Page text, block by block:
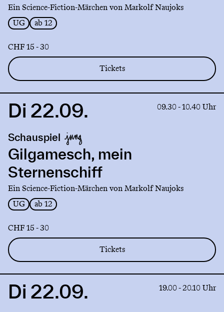
Ein Science-Fiction-Märchen von Markolf Naujoks
UG
ab 12
CHF 15 - 30
Tickets
Link
Gilgamesch,
mein
Sternenschiff
Di 22.09. 09.30 - 10.40 Uhr
Schauspiel
Gilgamesch, mein
Sternenschiff
Ein Science-Fiction-Märchen von Markolf Naujoks
UG
ab 12
CHF 15 - 30
Tickets
LinkDi 22.09. 19.00 - 20.10 Uhr